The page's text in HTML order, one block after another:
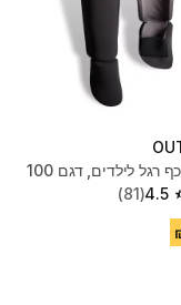
רגל לילדים, דגם 100
4.5
(81)